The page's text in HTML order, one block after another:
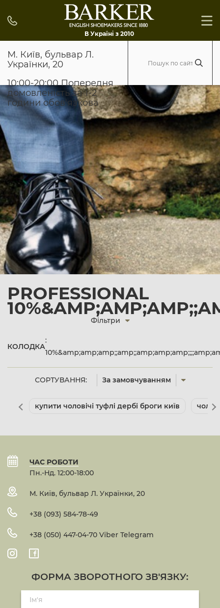
В Україні з 2010
М. Київ, бульвар Л.
Українки, 20
10:00-20:00 Попередня
домовленість за 1-2
години обов'язкова
PROFESSIONAL
СОРТУВАННЯ: За замовчуванням
Фільтри
КОЛОДКА
:
купити чоловічі туфлі дербі броги київ
ЧАС РОБОТИ
Пн.-Нд. 12:00-18:00
М. Київ, бульвар Л. Українки, 20
+38 (093) 584-78-49
+38 (050) 447-04-70 Viber Telegram
ФОРМА ЗВОРОТНОГО ЗВ'ЯЗКУ: